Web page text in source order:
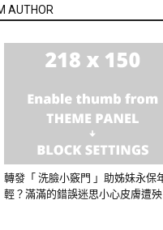
AUTHOR
轉發「 洗臉小竅門 」助姊妹永保
輕？滿滿的錯誤迷思小心皮膚遭殃